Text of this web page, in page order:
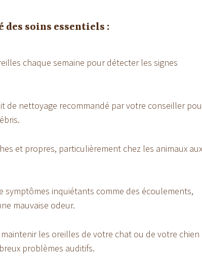
des soins essentiels :
chaque semaine pour détecter les signes
de nettoyage recommandé par votre conseiller
et propres, particulièrement chez les animaux aux
symptômes inquiétants comme des écoulements,
mauvaise odeur.
les oreilles de votre chat ou de votre chien
problèmes auditifs.